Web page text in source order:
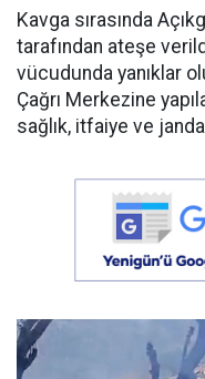
Kavga sırasında
tarafından ateşe
vücudunda yanıklar
Çağrı Merkezine
sağlık, itfaiye ve